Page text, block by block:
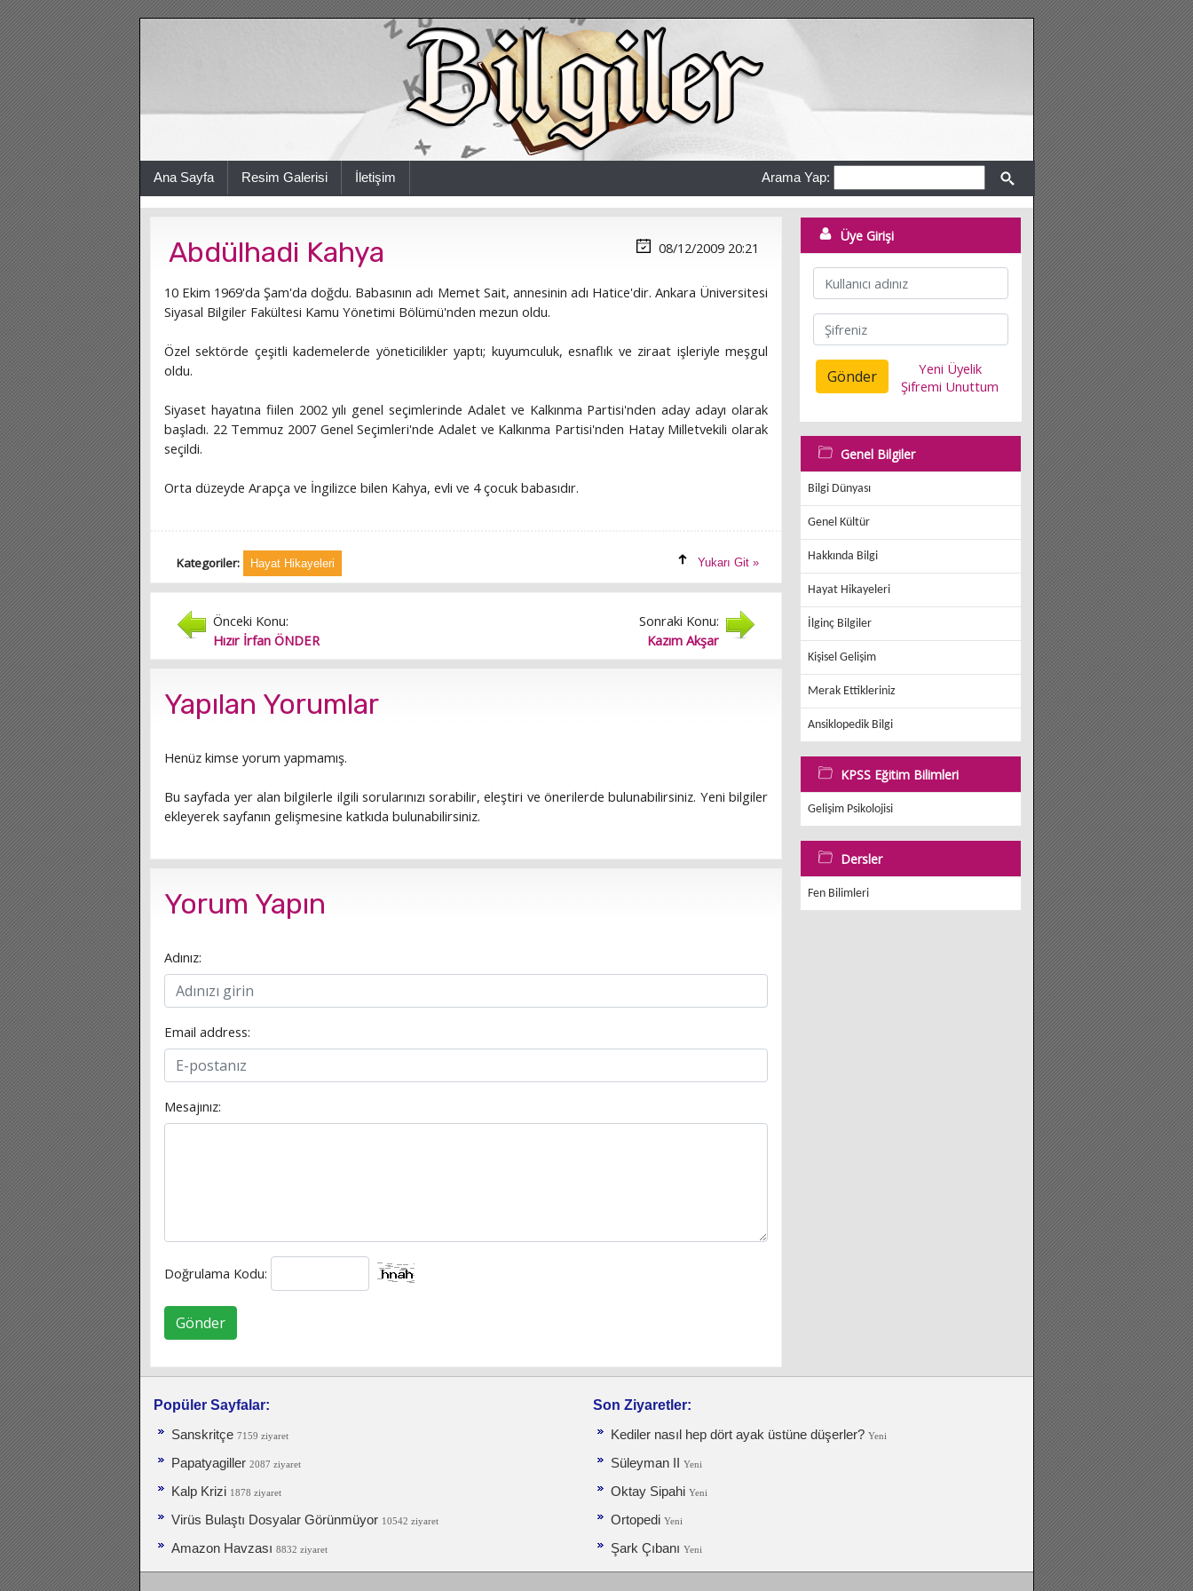
Ana Sayfa Resim Galerisi İletişim Arama Yap:
Abdülhadi Kahya 08/12/2009 20:21
10 Ekim 1969'da Şam'da doğdu. Babasının adı Memet Sait, annesinin adı Hatice'dir. Ankara Üniversitesi
Siyasal Bilgiler Fakültesi Kamu Yönetimi Bölümü'nden mezun oldu.
Özel sektörde çeşitli kademelerde yöneticilikler yaptı; kuyumculuk, esnaflık ve ziraat işleriyle meşgul
oldu.
Siyaset hayatına fiilen 2002 yılı genel seçimlerinde Adalet ve Kalkınma Partisi'nden aday adayı olarak
başladı. 22 Temmuz 2007 Genel Seçimleri'nde Adalet ve Kalkınma Partisi'nden Hatay Milletvekili olarak
seçildi.
Orta düzeyde Arapça ve İngilizce bilen Kahya, evli ve 4 çocuk babasıdır.
Kategoriler: Hayat Hikayeleri Yukarı Git »
Önceki Konu:
Hızır İrfan ÖNDER
Sonraki Konu:
Kazım Akşar
Yapılan Yorumlar
Henüz kimse yorum yapmamış.
Bu sayfada yer alan bilgilerle ilgili sorularınızı sorabilir, eleştiri ve önerilerde bulunabilirsiniz. Yeni bilgiler
ekleyerek sayfanın gelişmesine katkıda bulunabilirsiniz.
Yorum Yapın
Adınız:
Email address:
Mesajınız:
Doğrulama Kodu:
Gönder
Üye Girişi
Gönder
Yeni Üyelik
Şifremi Unuttum
Genel Bilgiler
Bilgi Dünyası
Genel Kültür
Hakkında Bilgi
Hayat Hikayeleri
İlginç Bilgiler
Kişisel Gelişim
Merak Ettikleriniz
Ansiklopedik Bilgi
KPSS Eğitim Bilimleri
Gelişim Psikolojisi
Dersler
Fen Bilimleri
Popüler Sayfalar:
Sanskritçe 7159 ziyaret
Papatyagiller 2087 ziyaret
Kalp Krizi 1878 ziyaret
Virüs Bulaştı Dosyalar Görünmüyor 10542 ziyaret
Amazon Havzası 8832 ziyaret
Son Ziyaretler:
Kediler nasıl hep dört ayak üstüne düşerler? Yeni
Süleyman II Yeni
Oktay Sipahi Yeni
Ortopedi Yeni
Şark Çıbanı Yeni